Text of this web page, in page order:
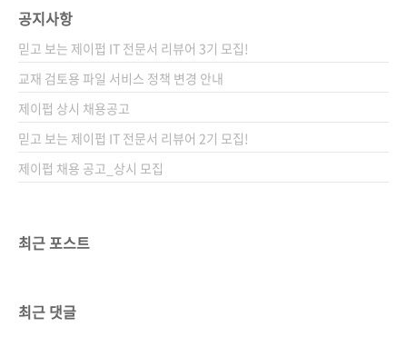
공지사항
믿고 보는 제이펍 IT 전문서 리뷰어 3기 모집!
교재 검토용 파일 서비스 정책 변경 안내
제이펍 상시 채용공고
믿고 보는 제이펍 IT 전문서 리뷰어 2기 모집!
제이펍 채용 공고_상시 모집
최근 포스트
최근 댓글